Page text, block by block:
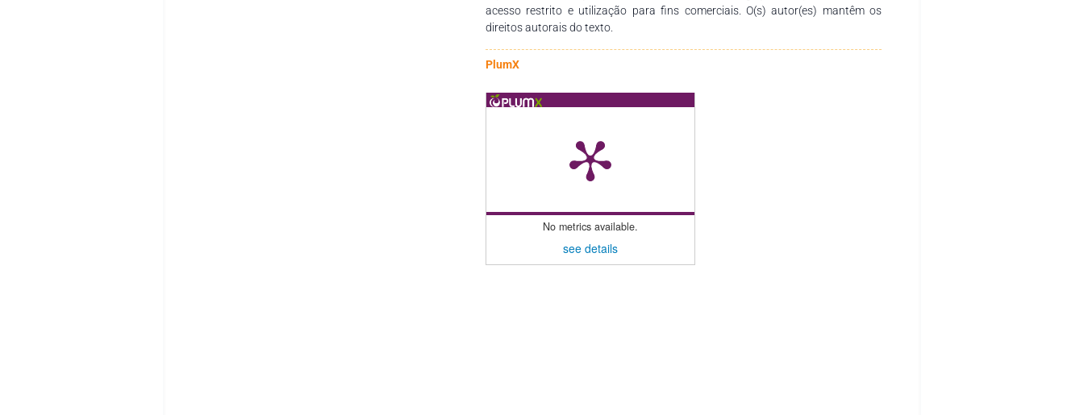
acesso restrito e utilização para fins comerciais. O(s) autor(es) mantêm os
direitos autorais do texto.
PlumX
No metrics available.
see details